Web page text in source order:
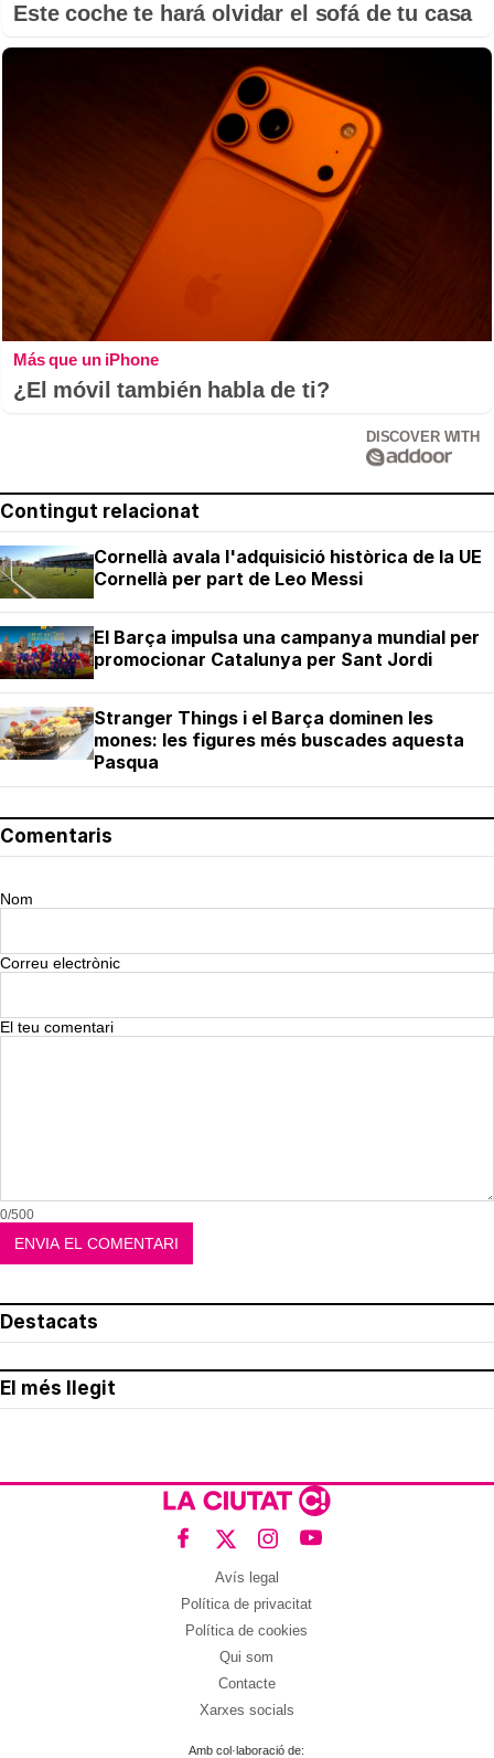
Este coche te hará olvidar el sofá de tu casa
Más que un iPhone
¿El móvil también habla de ti?
DISCOVER WITH
Contingut relacionat
Cornellà avala l'adquisició històrica de la UE
Cornellà per part de Leo Messi
El Barça impulsa una campanya mundial per
promocionar Catalunya per Sant Jordi
Stranger Things i el Barça dominen les
mones: les figures més buscades aquesta
Pasqua
Comentaris
Nom
Correu electrònic
El teu comentari
0/500
Destacats
El més llegit
Avís legal
Política de privacitat
Política de cookies
Qui som
Contacte
Xarxes socials
Amb col·laboració de: